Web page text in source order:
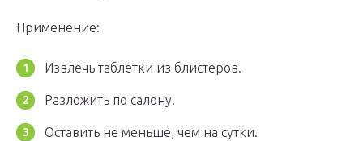
Применение:
Извлечь таблетки из блистеров.
Разложить по салону.
Оставить не меньше, чем на сутки.